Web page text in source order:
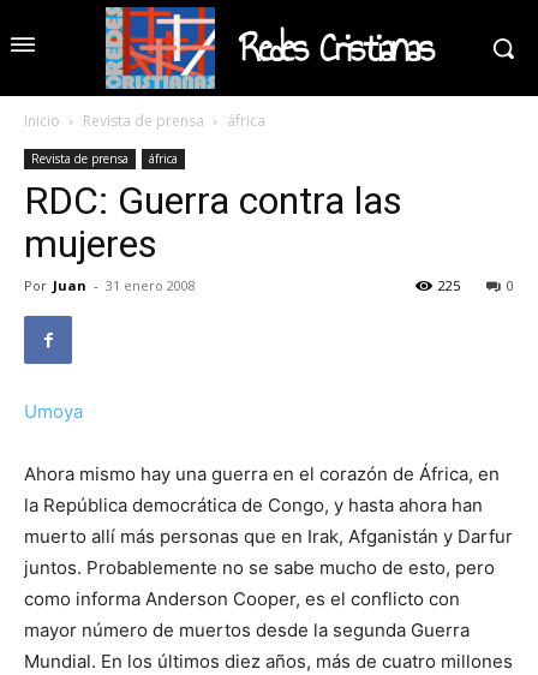
Redes Cristianas
Inicio Revista de prensa áfrica
Revista de prensa áfrica
RDC: Guerra contra las
mujeres
Por Juan - 31 enero 2008 0
225
Umoya
Ahora mismo hay una guerra en el corazón de África, en
la República democrática de Congo, y hasta ahora han
muerto allí más personas que en Irak, Afganistán y Darfur
juntos. Probablemente no se sabe mucho de esto, pero
como informa Anderson Cooper, es el conflicto con
mayor número de muertos desde la segunda Guerra
Mundial. En los últimos diez años, más de cuatro millones